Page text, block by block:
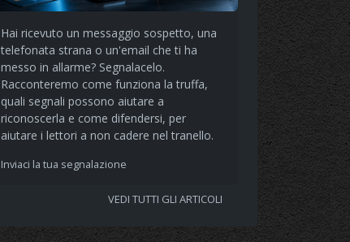
Hai ricevuto un messaggio sospetto, una
telefonata strana o un'email che ti ha
messo in allarme? Segnalacelo.
Racconteremo come funziona la truffa,
quali segnali possono aiutare a
riconoscerla e come difendersi, per
aiutare i lettori a non cadere nel tranello.
Inviaci la tua segnalazione
VEDI TUTTI GLI ARTICOLI